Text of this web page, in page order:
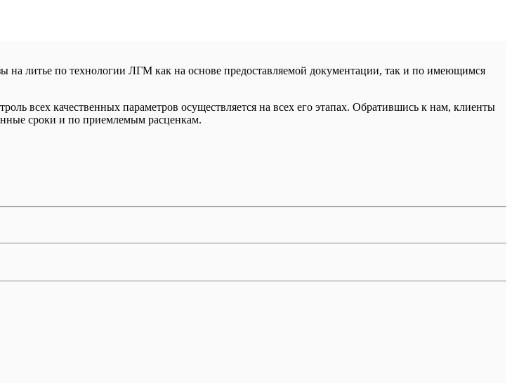
на литье по технологии ЛГМ как на основе предоставляемой документации, так и по имеющимся
всех качественных параметров осуществляется на всех его этапах. Обратившись к нам, клиенты
сроки и по приемлемым расценкам.